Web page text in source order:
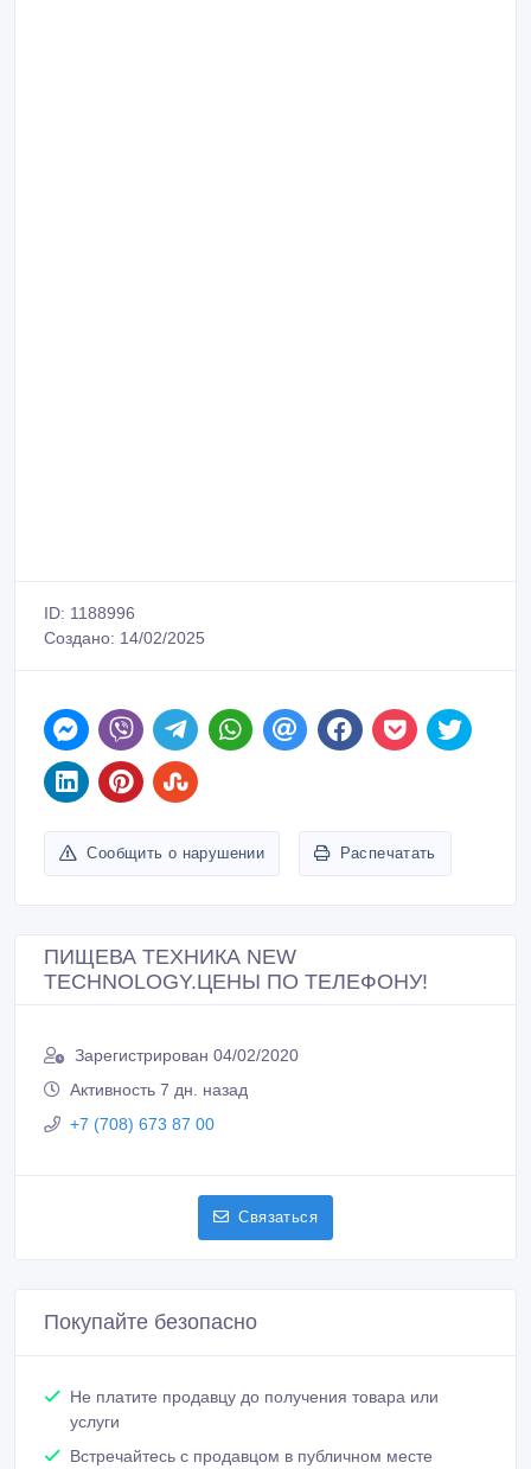
ID: 1188996
Создано: 14/02/2025
Сообщить о нарушении Распечатать
ПИЩЕВА ТЕХНИКА NEW
TECHNOLOGY.ЦЕНЫ ПО ТЕЛЕФОНУ!
Зарегистрирован 04/02/2020
Активность 7 дн. назад
+7 (708) 673 87 00
Связаться
Покупайте безопасно
Не платите продавцу до получения товара или
услуги
Встречайтесь с продавцом в публичном месте